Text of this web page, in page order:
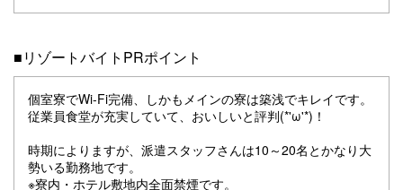
■リゾートバイトPRポイント
個室寮でWi-Fi完備、しかもメインの寮は築浅でキレイです。
従業員食堂が充実していて、おいしいと評判(*'ω'*)！
時期によりますが、派遣スタッフさんは10～20名とかなり大
勢いる勤務地です。
※寮内・ホテル敷地内全面禁煙です。